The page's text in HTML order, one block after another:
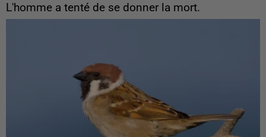
L'homme a tenté de se donner la mort.